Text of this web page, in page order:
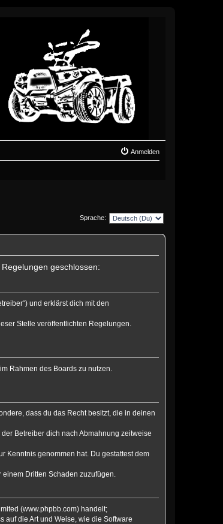
Anmelden
Sprache:
geschlossen:
und erklärst dich mit den
Stelle veröffentlichten Regelungen.
Rahmen des Boards zu nutzen.
dass du das Recht besitzt, die in deinen
Betreiber dich nach Abmahnung zeitweise
Kenntnis genommen hat. Du gestattest dem
Dritten Schaden zuzufügen.
(www.phpbb.com) handelt;
die Art und Weise, wie die Software